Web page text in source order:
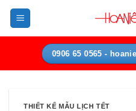
Bỏ
nội
0906 65 0565 -
THIẾT KẾ MẪU LỊCH TẾT